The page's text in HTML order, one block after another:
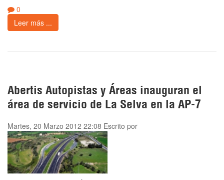
0
Leer más ...
Abertis Autopistas y Áreas inauguran el
área de servicio de La Selva en la AP-7
Martes, 20 Marzo 2012 22:08 Escrito por